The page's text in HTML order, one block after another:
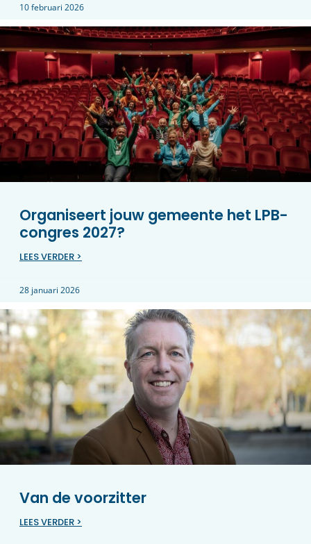
10 februari 2026
Organiseert jouw gemeente het LPB-
congres 2027?
LEES VERDER >
28 januari 2026
Van de voorzitter
LEES VERDER >